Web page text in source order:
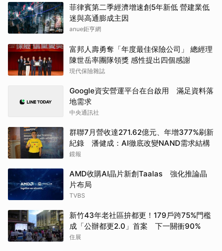
菲律賓第二季經濟增速創5年新低 營建業低
迷與高通膨成主因
anue鉅亨網
富邦人壽勇奪「年度最佳保險公司」 總經理
陳世岳率團隊領獎 感性提出四個感謝
現代保險雜誌
Google資安營運平台在台啟用 滿足資料落
地需求
中央通訊社
群聯7月營收達271.62億元、年增377%刷新
紀錄 潘健成：AI徹底改變NAND需求結構
鏡報
AMD收購AI晶片新創Taalas 強化推論晶
片布局
TVBS
新竹43年老社區拚都更！179戶跨75%門檻
成「公辦都更2.0」首案 下一關衝90%
住展